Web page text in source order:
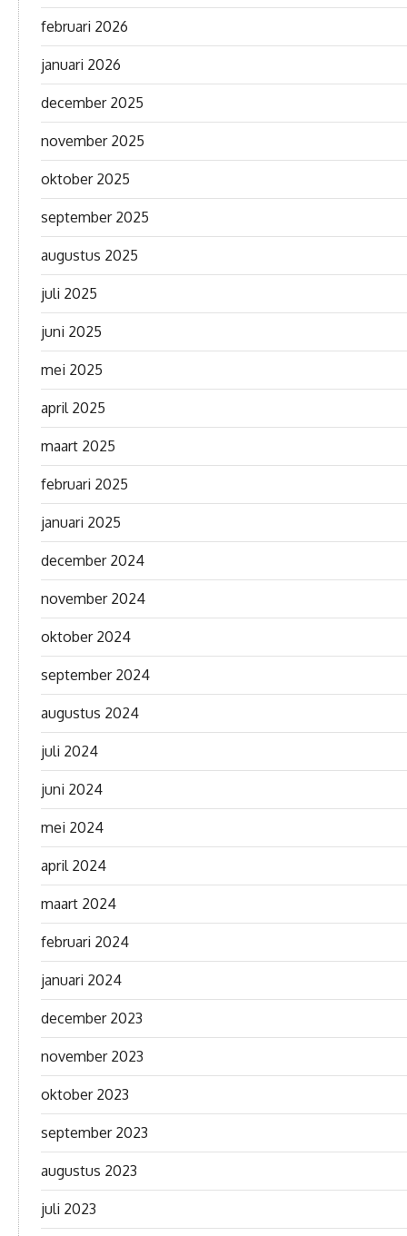
februari 2026
januari 2026
december 2025
november 2025
oktober 2025
september 2025
augustus 2025
juli 2025
juni 2025
mei 2025
april 2025
maart 2025
februari 2025
januari 2025
december 2024
november 2024
oktober 2024
september 2024
augustus 2024
juli 2024
juni 2024
mei 2024
april 2024
maart 2024
februari 2024
januari 2024
december 2023
november 2023
oktober 2023
september 2023
augustus 2023
juli 2023